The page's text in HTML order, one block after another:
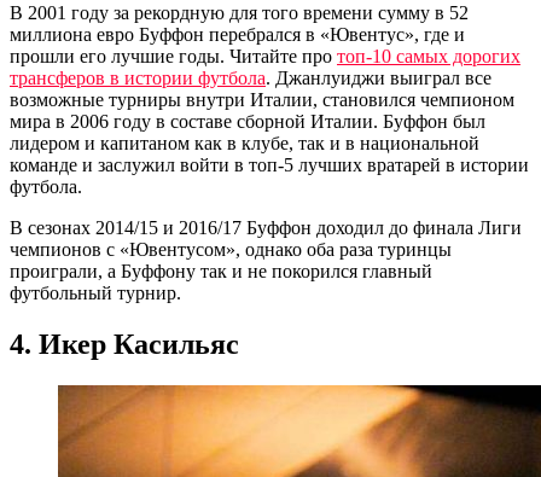
В 2001 году за рекордную для того времени сумму в 52
миллиона евро Буффон перебрался в «Ювентус», где и
прошли его лучшие годы. Читайте про топ-10 самых дорогих
трансферов в истории футбола. Джанлуиджи выиграл все
возможные турниры внутри Италии, становился чемпионом
мира в 2006 году в составе сборной Италии. Буффон был
лидером и капитаном как в клубе, так и в национальной
команде и заслужил войти в топ-5 лучших вратарей в истории
футбола.
В сезонах 2014/15 и 2016/17 Буффон доходил до финала Лиги
чемпионов с «Ювентусом», однако оба раза туринцы
проиграли, а Буффону так и не покорился главный
футбольный турнир.
4. Икер Касильяс